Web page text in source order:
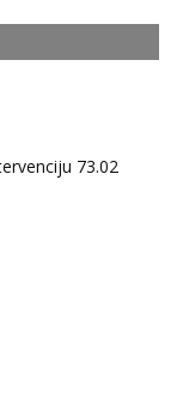
73.02